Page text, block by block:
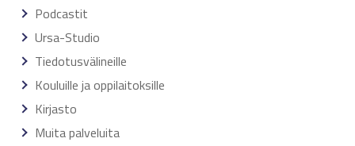
Podcastit
Ursa-Studio
Tiedotusvälineille
Kouluille ja oppilaitoksille
Kirjasto
Muita palveluita